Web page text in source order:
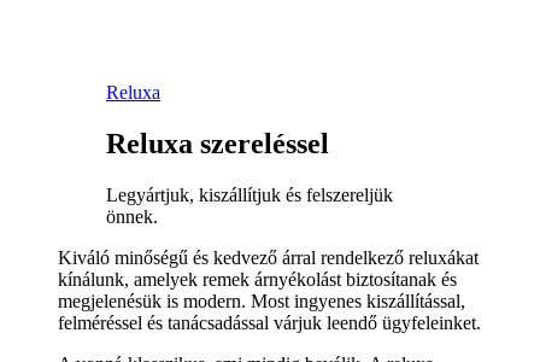
Reluxa
Reluxa szereléssel
Legyártjuk, kiszállítjuk és felszereljük
önnek.
Kiváló minőségű és kedvező árral rendelkező reluxákat
kínálunk, amelyek remek árnyékolást biztosítanak és
megjelenésük is modern. Most ingyenes kiszállítással,
felméréssel és tanácsadással várjuk leendő ügyfeleinket.